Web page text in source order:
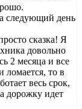
следующий день
сказка! Я
довольно
2 месяца и все
ломается, то в
весь срок,
дорожку идет